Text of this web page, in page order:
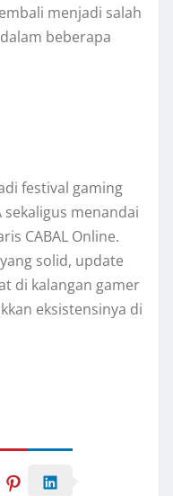
menjadi salah
beberapa
festival gaming
menandai
CABAL Online.
solid, update
di kalangan gamer
eksistensinya di